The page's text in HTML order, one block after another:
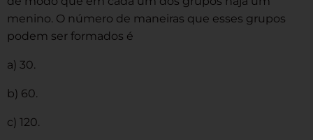
menino. O número de maneiras que esses grupos
podem ser formados é
a) 30.
b) 60.
c) 120.